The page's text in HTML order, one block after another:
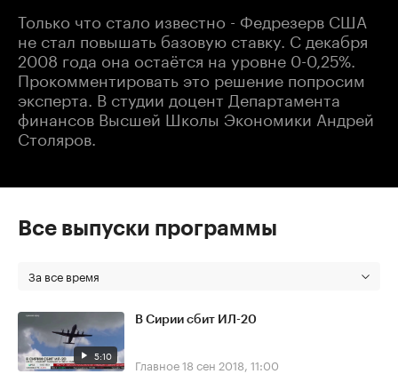
Только что стало известно - Федрезерв США
не стал повышать базовую ставку. С декабря
2008 года она остаётся на уровне 0-0,25%.
Прокомментировать это решение попросим
эксперта. В студии доцент Департамента
финансов Высшей Школы Экономики Андрей
Столяров.
Все выпуски программы
За все время
5:10
В Сирии сбит ИЛ-20
Главное18 сен 2018, 11:00